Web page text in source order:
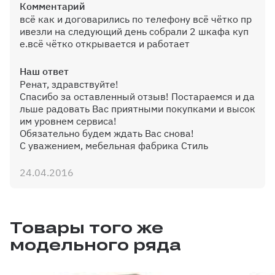
комплект на шкаф
600 ₽
Сетка для обуви
4600 ₽
Комментарий
всё как и договарились по телефону всё чётко пр
ивезли на следующий день собрали 2 шкафа куп
е.всё чётко открывается и работает
Наш ответ
Ренат, здравствуйте!
Спасибо за оставленный отзыв! Постараемся и да
льше радовать Вас приятными покупками и высок
им уровнем сервиса!
Обязательно будем ждать Вас снова!
С уважением, мебельная фабрика Стиль
24.04.2016
Товары того же
модельного ряда